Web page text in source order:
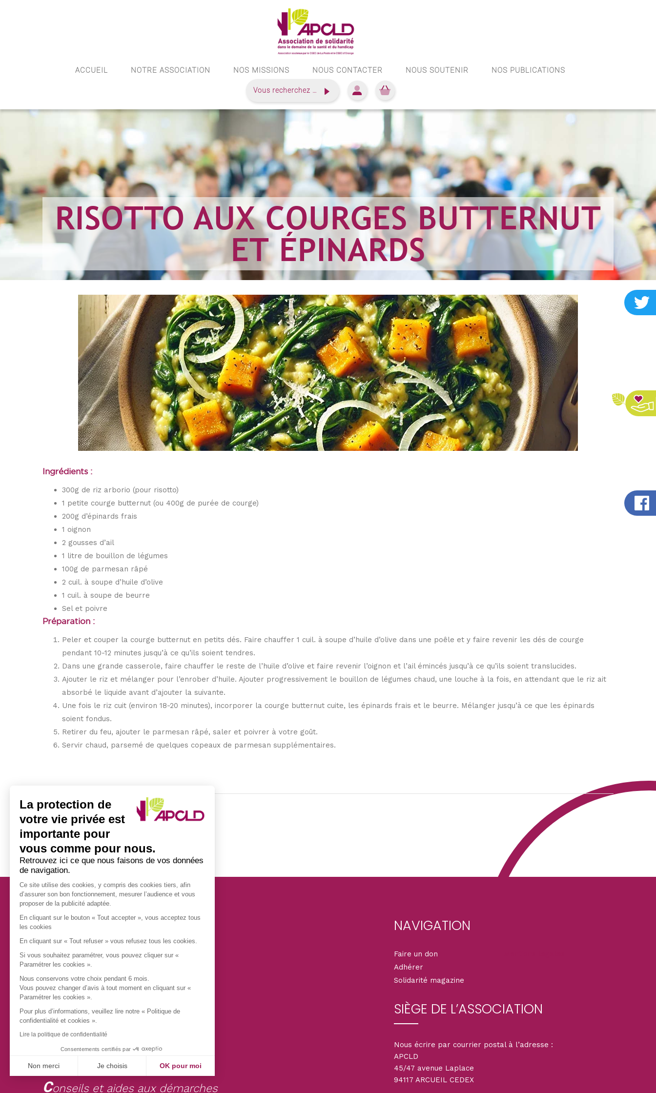
ACCUEIL NOTRE ASSOCIATION NOS MISSIONS NOUS CONTACTER NOUS SOUTENIR NOS PUBLICATIONS
Vous recherchez …
RISOTTO AUX COURGES BUTTERNUT
ET ÉPINARDS
Ingrédients :
300g de riz arborio (pour risotto)
1 petite courge butternut (ou 400g de purée de courge)
200g d’épinards frais
1 oignon
2 gousses d’ail
1 litre de bouillon de légumes
100g de parmesan râpé
2 cuil. à soupe d’huile d’olive
1 cuil. à soupe de beurre
Sel et poivre
Préparation :
Peler et couper la courge butternut en petits dés. Faire chauffer 1 cuil. à soupe d’huile d’olive dans une poêle et y faire revenir les dés de courge
pendant 10-12 minutes jusqu’à ce qu’ils soient tendres.
Dans une grande casserole, faire chauffer le reste de l’huile d’olive et faire revenir l’oignon et l’ail émincés jusqu’à ce qu’ils soient translucides.
Ajouter le riz et mélanger pour l’enrober d’huile. Ajouter progressivement le bouillon de légumes chaud, une louche à la fois, en attendant que le riz ait
absorbé le liquide avant d’ajouter la suivante.
Une fois le riz cuit (environ 18-20 minutes), incorporer la courge butternut cuite, les épinards frais et le beurre. Mélanger jusqu’à ce que les épinards
soient fondus.
Retirer du feu, ajouter le parmesan râpé, saler et poivrer à votre goût.
Servir chaud, parsemé de quelques copeaux de parmesan supplémentaires.
ccompagnements et visites
Prévention santé
Conseils et aides aux démarches
NAVIGATION
Faire un don
Adhérer
Solidarité magazine
SIÈGE DE L’ASSOCIATION
Nous écrire par courrier postal à l’adresse :
APCLD
45/47 avenue Laplace
94117 ARCUEIL CEDEX
La protection de
votre vie privée est
importante pour
vous comme pour nous.
Retrouvez ici ce que nous faisons de vos données
de navigation.
Ce site utilise des cookies, y compris des cookies tiers, afin
d’assurer son bon fonctionnement, mesurer l’audience et vous
proposer de la publicité adaptée.
En cliquant sur le bouton « Tout accepter », vous acceptez tous
les cookies
En cliquant sur « Tout refuser » vous refusez tous les cookies.
Si vous souhaitez paramétrer, vous pouvez cliquer sur «
Paramétrer les cookies ».
Nous conservons votre choix pendant 6 mois.
Vous pouvez changer d’avis à tout moment en cliquant sur «
Paramétrer les cookies ».
Pour plus d’informations, veuillez lire notre « Politique de
confidentialité et cookies ».
Lire la politique de confidentialité
Consentements certifiés par
Non merci Je choisis OK pour moi
Axeptio consent
Plateforme de Gestion du Consentement : Personnalisez vos Options